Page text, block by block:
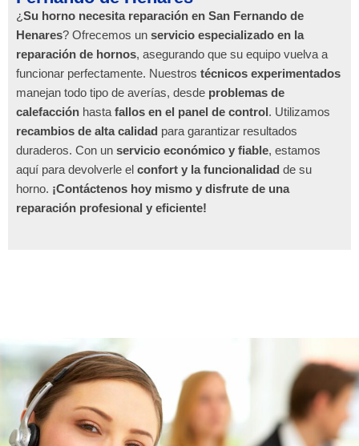
¿Su horno necesita reparación en San Fernando de
Henares? Ofrecemos un servicio especializado en la
reparación de hornos, asegurando que su equipo vuelva a
funcionar perfectamente. Nuestros técnicos experimentados
manejan todo tipo de averías, desde problemas de
calefacción hasta fallos en el panel de control. Utilizamos
recambios de alta calidad para garantizar resultados
duraderos. Con un servicio económico y fiable, estamos
aquí para devolverle el confort y la funcionalidad de su
horno. ¡Contáctenos hoy mismo y disfrute de una
reparación profesional y eficiente!